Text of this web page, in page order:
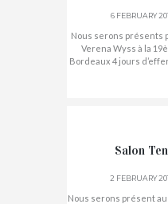
6 FEBRUARY
Nous serons présents
Verena Wyss à la
Bordeaux 4 jours
Salon
2 FEBRUARY
Nous serons présent